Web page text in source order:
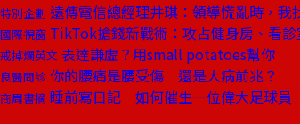
特別企劃 遠傳電信總經理井琪：領導慌亂時，我
國際視窗 TikTok搶錢新戰術：攻占健身房、看診
戒掉爛英文 表達謙虛？用small potatoes幫你
良醫問診 你的腰痛是腰受傷 還是大病前兆？
商周書摘 睡前寫日記 如何催生一位偉大足球員